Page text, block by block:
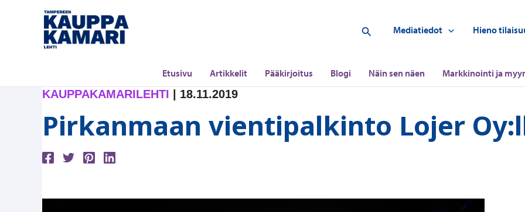
Hae Mediatiedot Hieno
Etusivu Artikkelit Pääkirjoitus Blogi Näin sen näen Markkinointi ja
KAUPPAKAMARILEHTI | 18.11.2019
Pirkanmaan vientipalkinto Lojer